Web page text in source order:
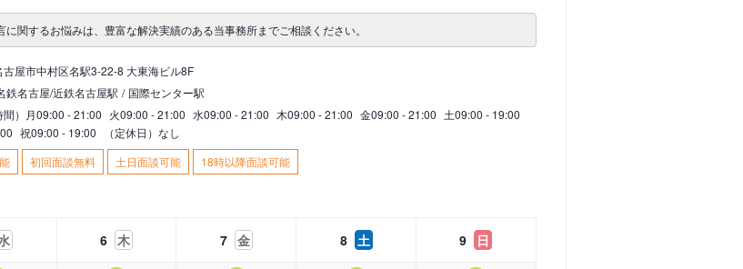
に関するお悩みは、豊富な解決実績のある当事務所までご相談ください。
古屋市中村区名駅3-22-8 大東海ビル8F
鉄名古屋/近鉄名古屋駅
国際センター駅
） 月09:00 - 21:00 火09:00 - 21:00 水09:00 - 21:00 木09:00 - 21:00 金09:00 - 21:00 土09:00 - 19:00
祝09:00 - 19:00
（定休日）なし
初回面談無料 土日面談可能 18時以降面談可能
6 木 7 金 8 土 9 日